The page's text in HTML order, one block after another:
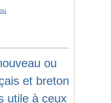
ou
et breton
utile à ceux